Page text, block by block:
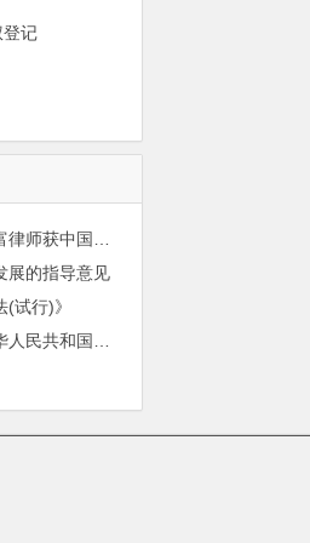
记
展的指导意见
试行)》